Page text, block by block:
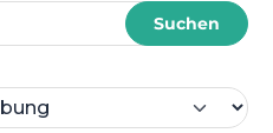
Suchen